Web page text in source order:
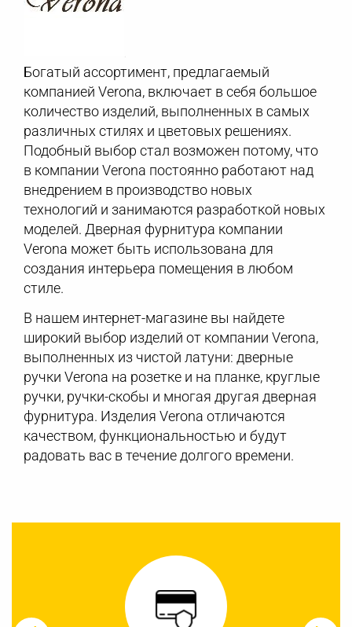
Богатый ассортимент, предлагаемый
компанией Verona, включает в себя большое
количество изделий, выполненных в самых
различных стилях и цветовых решениях.
Подобный выбор стал возможен потому, что
в компании Verona постоянно работают над
внедрением в производство новых
технологий и занимаются разработкой новых
моделей. Дверная фурнитура компании
Verona может быть использована для
создания интерьера помещения в любом
стиле.
В нашем интернет-магазине вы найдете
широкий выбор изделий от компании Verona,
выполненных из чистой латуни: дверные
ручки Verona на розетке и на планке, круглые
ручки, ручки-скобы и многая другая дверная
фурнитура. Изделия Verona отличаются
качеством, функциональностью и будут
радовать вас в течение долгого времени.